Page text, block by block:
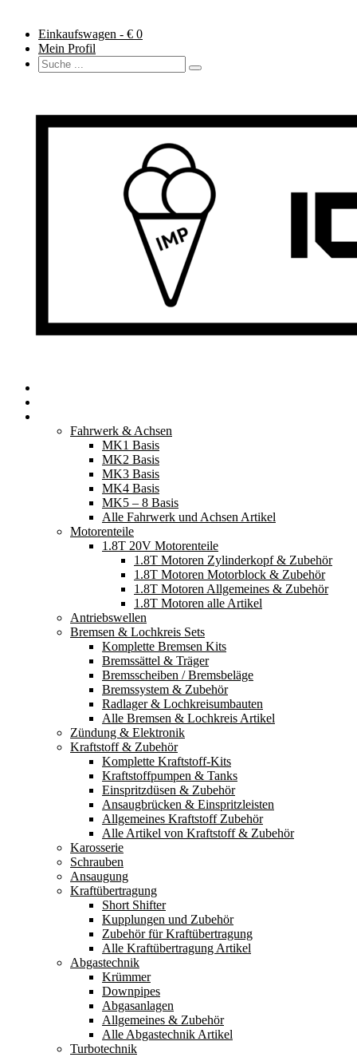
Einkaufswagen - € 0
Mein Profil
Fahrwerk & Achsen
MK1 Basis
MK2 Basis
MK3 Basis
MK4 Basis
MK5 – 8 Basis
Alle Fahrwerk und Achsen Artikel
Motorenteile
1.8T 20V Motorenteile
1.8T Motoren Zylinderkopf & Zubehör
1.8T Motoren Motorblock & Zubehör
1.8T Motoren Allgemeines & Zubehör
1.8T Motoren alle Artikel
Antriebswellen
Bremsen & Lochkreis Sets
Komplette Bremsen Kits
Bremssättel & Träger
Bremsscheiben / Bremsbeläge
Bremssystem & Zubehör
Radlager & Lochkreisumbauten
Alle Bremsen & Lochkreis Artikel
Zündung & Elektronik
Kraftstoff & Zubehör
Komplette Kraftstoff-Kits
Kraftstoffpumpen & Tanks
Einspritzdüsen & Zubehör
Ansaugbrücken & Einspritzleisten
Allgemeines Kraftstoff Zubehör
Alle Artikel von Kraftstoff & Zubehör
Karosserie
Schrauben
Ansaugung
Kraftübertragung
Short Shifter
Kupplungen und Zubehör
Zubehör für Kraftübertragung
Alle Kraftübertragung Artikel
Abgastechnik
Krümmer
Downpipes
Abgasanlagen
Allgemeines & Zubehör
Alle Abgastechnik Artikel
Turbotechnik